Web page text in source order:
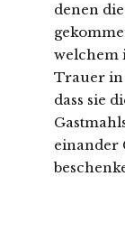
denen
welchem
Trauer in
dass sie
einander